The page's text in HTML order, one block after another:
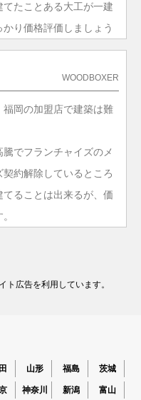
たことある大工が一建
り価格評価しましょう
WOODBOXER
岡の加盟店で建築は難
でフランチャイズのメ
約解除しているところ
ることは出来るが、価
ト広告を利用しています。
山形 福島 茨城
神奈川 新潟 富山